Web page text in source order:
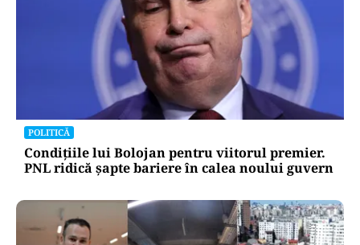
POLITICĂ
Condițiile lui Bolojan pentru viitorul premier.
PNL ridică șapte bariere în calea noului guvern